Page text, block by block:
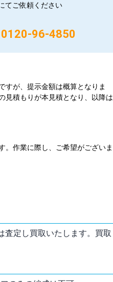
てご依頼ください
0120-96-4850
すが、提示金額は概算となりま
見積もりが本見積となり、以降は
。作業に際し、ご希望がございま
査定し買取いたします。買取